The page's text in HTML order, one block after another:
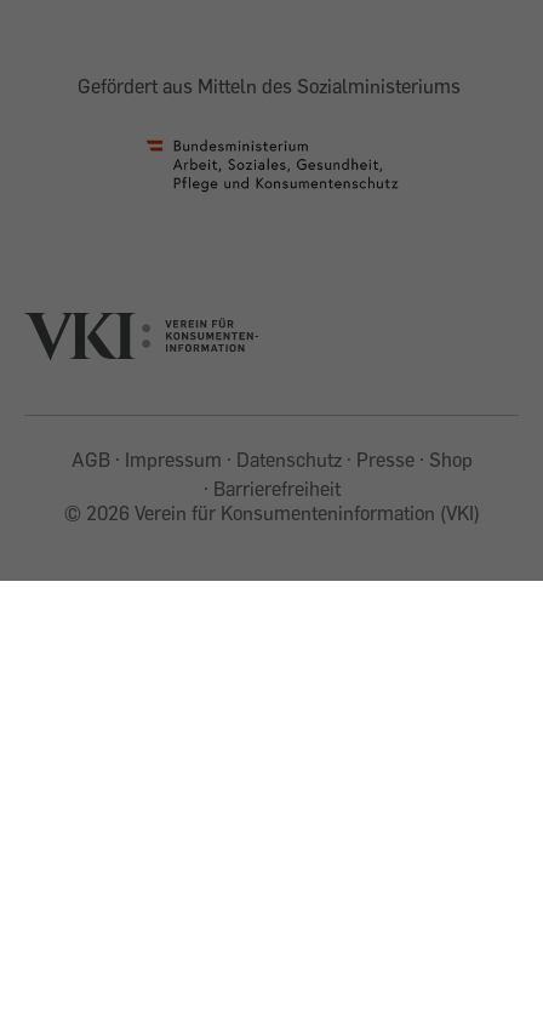
Gefördert aus Mitteln des Sozialministeriums
AGB Impressum Datenschutz Presse
Shop
Barrierefreiheit
© 2026 Verein für Konsumenteninformation (VKI)